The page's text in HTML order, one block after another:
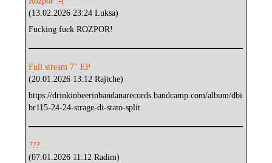
(13.02.2026 23:24 Luksa)
Fucking fuck ROZPOR!
Full stream 7" EP
(20.01.2026 13:12 Rajtche)
https://drinkinbeerinbandanarecords.bandcamp.com/album/dbi
br115-24-24-strage-di-stato-split
???
(07.01.2026 11:12 Radim)